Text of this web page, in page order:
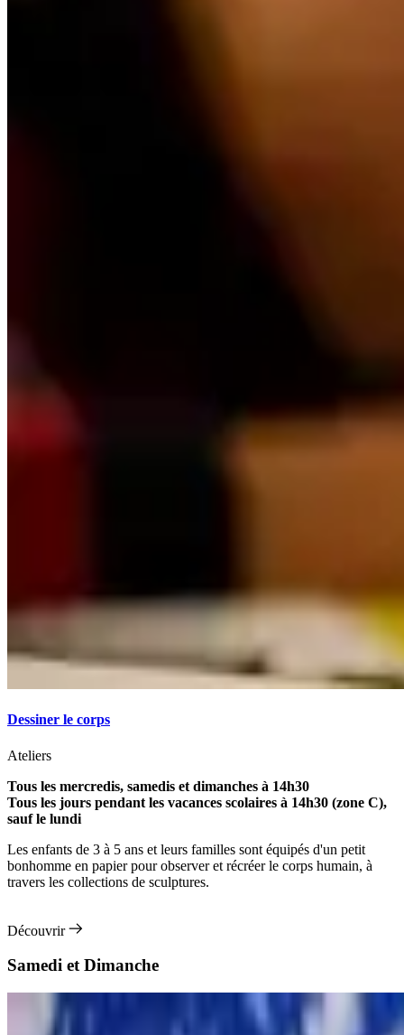
Dessiner le corps
Ateliers
Tous les mercredis, samedis et dimanches à 14h30
Tous les jours pendant les vacances scolaires à 14h30 (zone C),
sauf le lundi
Les enfants de 3 à 5 ans et leurs familles sont équipés d'un petit
bonhomme en papier pour observer et récréer le corps humain, à
travers les collections de sculptures.
Découvrir
Samedi et Dimanche